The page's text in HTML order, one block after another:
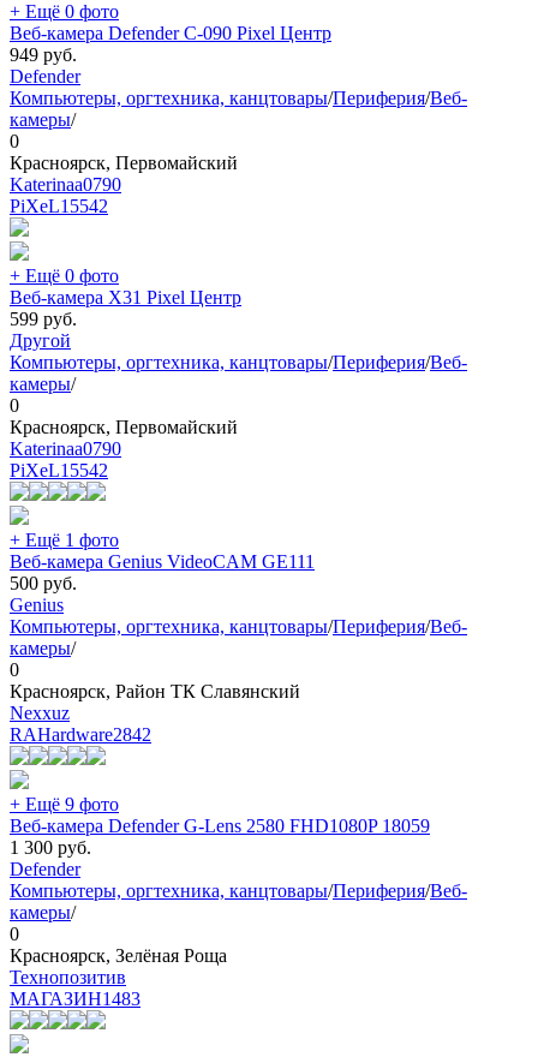
+ Ещё 0 фото
Веб-камера Defender C-090 Pixel Центр
949 руб.
Defender
Компьютеры, оргтехника, канцтовары/Периферия/Веб-
камеры/
0
Красноярск, Первомайский
Katerinaa0790
PiXeL15542
+ Ещё 0 фото
Веб-камера X31 Pixel Центр
599 руб.
Другой
Компьютеры, оргтехника, канцтовары/Периферия/Веб-
камеры/
0
Красноярск, Первомайский
Katerinaa0790
PiXeL15542
+ Ещё 1 фото
Веб-камера Genius VideoCAM GE111
500 руб.
Genius
Компьютеры, оргтехника, канцтовары/Периферия/Веб-
камеры/
0
Красноярск, Район ТК Славянский
Nexxuz
RAHardware2842
+ Ещё 9 фото
Веб-камера Defender G-Lens 2580 FHD1080P 18059
1 300 руб.
Defender
Компьютеры, оргтехника, канцтовары/Периферия/Веб-
камеры/
0
Красноярск, Зелёная Роща
Технопозитив
МАГАЗИН1483